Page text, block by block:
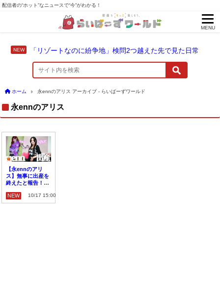
配信者の“ホット”なニュースで“今”がわかる！
MENU
「リゾートなのに紛争地」検問2つ越えた先で見た日常
ホーム 永ennのアリス アーカイブ - らいばーずワールド
永ennのアリス
【永ennのアリ
ス】無事に出産を
終えたと報告！3
明かす
NEW 10/17 15:00